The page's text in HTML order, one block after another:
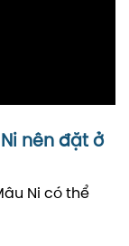
nên đặt ở
Ni có thể